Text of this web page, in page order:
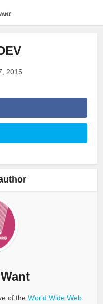
2015
of the World Wide Web